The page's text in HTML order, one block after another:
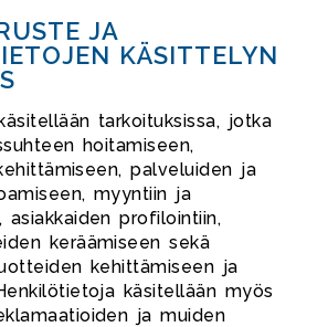
JA
KÄSITTELYN
tarkoituksissa, jotka
hoitamiseen,
palveluiden ja
myyntiin ja
asiakkaiden profilointiin,
keräämiseen sekä
kehittämiseen ja
käsitellään myös
ja muiden